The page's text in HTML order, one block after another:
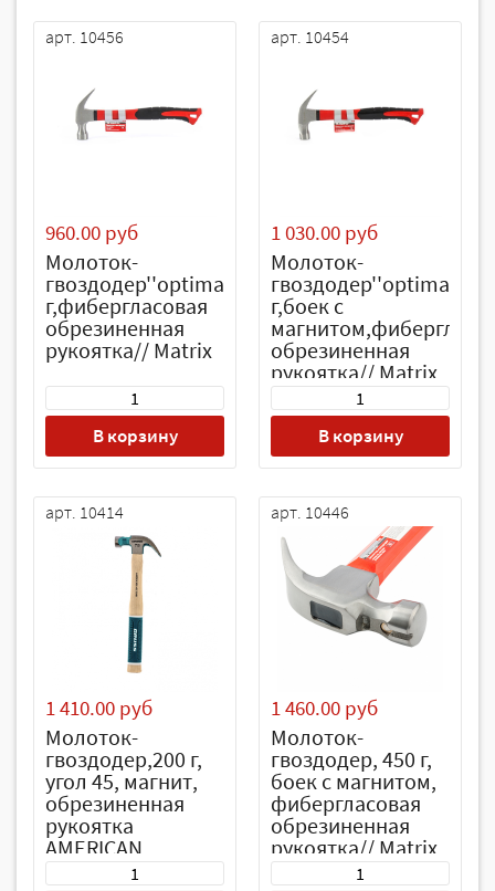
арт. 10456
960.00 руб
Молоток-
гвоздодер''optimal'',450
г,фибергласовая
обрезиненная
рукоятка// Matrix
В корзину
арт. 10454
1 030.00 руб
Молоток-
г,боек c
обрезиненная
рукоятка// Matrix
В корзину
арт. 10414
1 410.00 руб
Молоток-
гвоздодер,200 г,
угол 45, магнит,
обрезиненная
рукоятка
AMERICAN
HICKORY // GROSS
арт. 10446
1 460.00 руб
Молоток-
гвоздодер, 450 г,
боек c магнитом,
фибергласовая
обрезиненная
рукоятка// Matrix